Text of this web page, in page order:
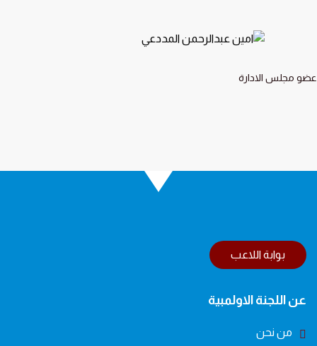
عضو مجلس الادارة
بوابة اللاعب
عن اللجنة الاولمبية
من نحن